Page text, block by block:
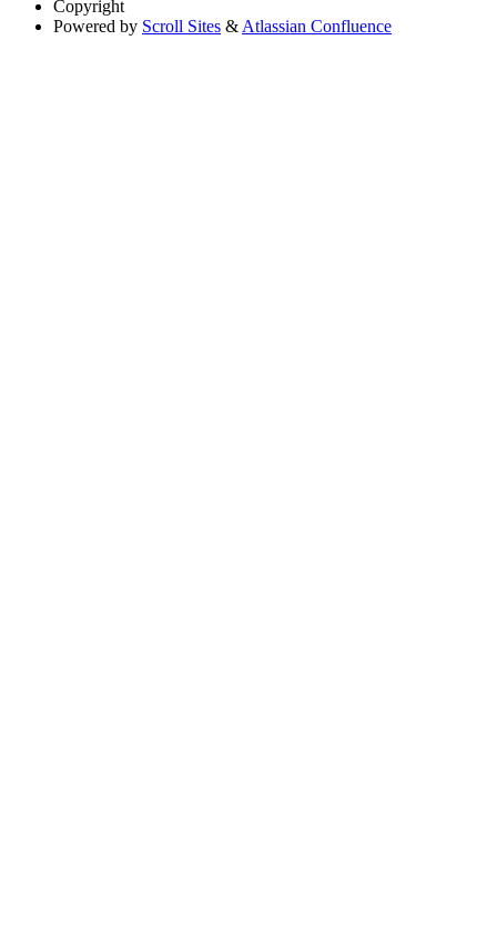
Copyright
Powered by Scroll Sites & Atlassian Confluence